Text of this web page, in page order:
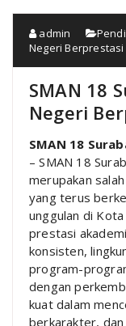
admin
Negeri Berprestasi
SMAN 18
Negeri
SMAN 18
– SMAN 18
merupakan
yang terus
unggulan di Kota
prestasi
konsisten,
program-
dengan
kuat dalam
berkarakter,